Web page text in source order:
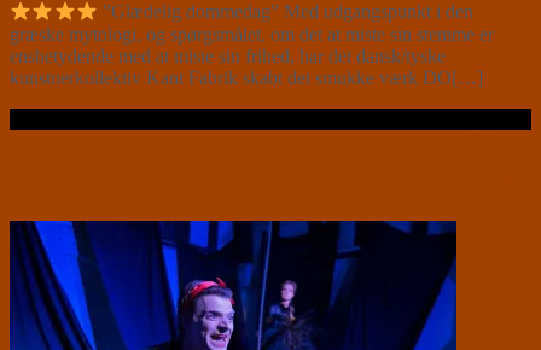
”Glædelig dommedag” Med udgangspunkt i den
græske mytologi, og spørgsmålet, om det at miste sin stemme er
ensbetydende med at miste sin frihed, har det dansk/tyske
kunstnerkollektiv Kant Fabrik skabt det smukke værk DO[…]